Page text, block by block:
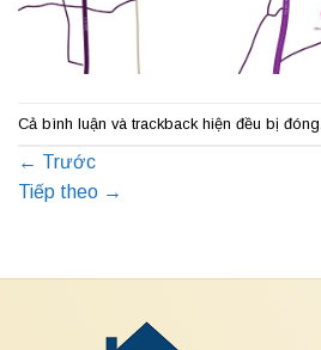
Cả bình luận và trackback hiện đều bị đóng.
← Trước
Tiếp theo →